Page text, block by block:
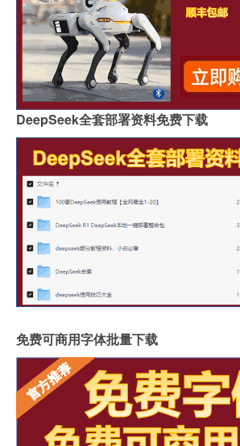
DeepSeek全套部署资料免费下载
免费可商用字体批量下载